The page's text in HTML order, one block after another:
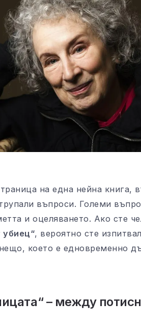
на една нейна книга,
въпроси. Големи
и оцеляването. Ако сте
убиец“, вероятно сте
което е едновременно
– между